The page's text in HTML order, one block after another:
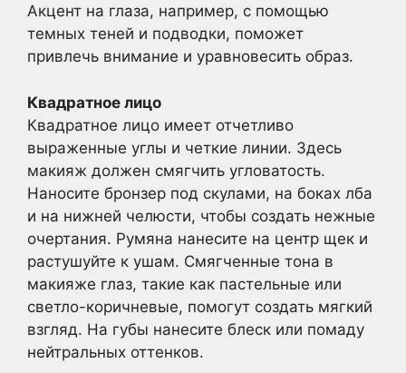
Акцент на глаза, например, с помощью
темных теней и подводки, поможет
привлечь внимание и уравновесить образ.
Квадратное лицо
Квадратное лицо имеет отчетливо
выраженные углы и четкие линии. Здесь
макияж должен смягчить угловатость.
Наносите бронзер под скулами, на боках лба
и на нижней челюсти, чтобы создать нежные
очертания. Румяна нанесите на центр щек и
растушуйте к ушам. Смягченные тона в
макияже глаз, такие как пастельные или
светло-коричневые, помогут создать мягкий
взгляд. На губы нанесите блеск или помаду
нейтральных оттенков.